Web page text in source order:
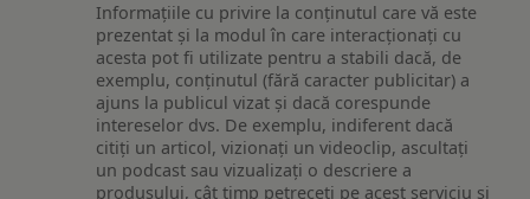
Informațiile cu privire la conținutul care vă este
prezentat și la modul în care interacționați cu
acesta pot fi utilizate pentru a stabili dacă, de
exemplu, conținutul (fără caracter publicitar) a
ajuns la publicul vizat și dacă corespunde
intereselor dvs. De exemplu, indiferent dacă
citiți un articol, vizionați un videoclip, ascultați
un podcast sau vizualizați o descriere a
produsului, cât timp petreceți pe acest serviciu și